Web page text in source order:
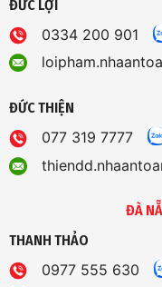
ĐỨC LỢI
0334 200 901
ĐỨC THIỆN
077 319 7777
ĐÀ
THANH THẢO
0977 555 630